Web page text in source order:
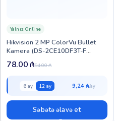
Hikvision 2 MP ColorVu Bullet
Kamera (DS-2CE10DF3T-F
(3.6mm))
Yalnız Online
94.00₼
78.00₼
6 ay 12 ay 9,24 ₼
Səbətə əlavə et